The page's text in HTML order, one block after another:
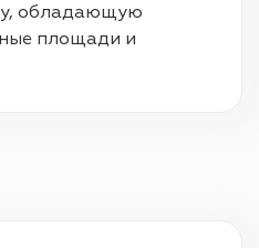
обладающую
площади и